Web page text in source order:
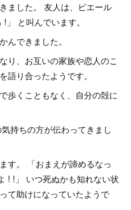
ました。 友人は、ピエール
と叫んでいます。
んできました。
り、お互いの家族や恋人のこ
語り合ったようです。
歩くこともなく、自分の殻に
持ちの方が伝わってきまし
す。 「おまえが諦めるなっ
! !」 いつ死ぬかも知れない状
て助けになっていたようで